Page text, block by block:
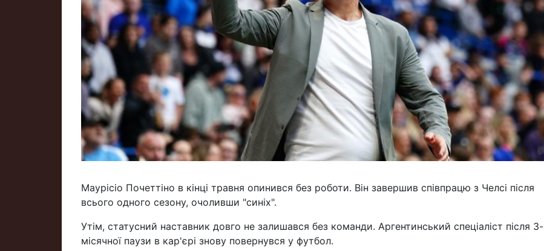
Маурісіо Почеттіно в кінці травня опинився без роботи. Він завершив співпрацю з Челсі після
всього одного сезону, очоливши "синіх".
Утім, статусний наставник довго не залишався без команди. Аргентинський спеціаліст після 3-
місячної паузи в кар'єрі знову повернувся у футбол.